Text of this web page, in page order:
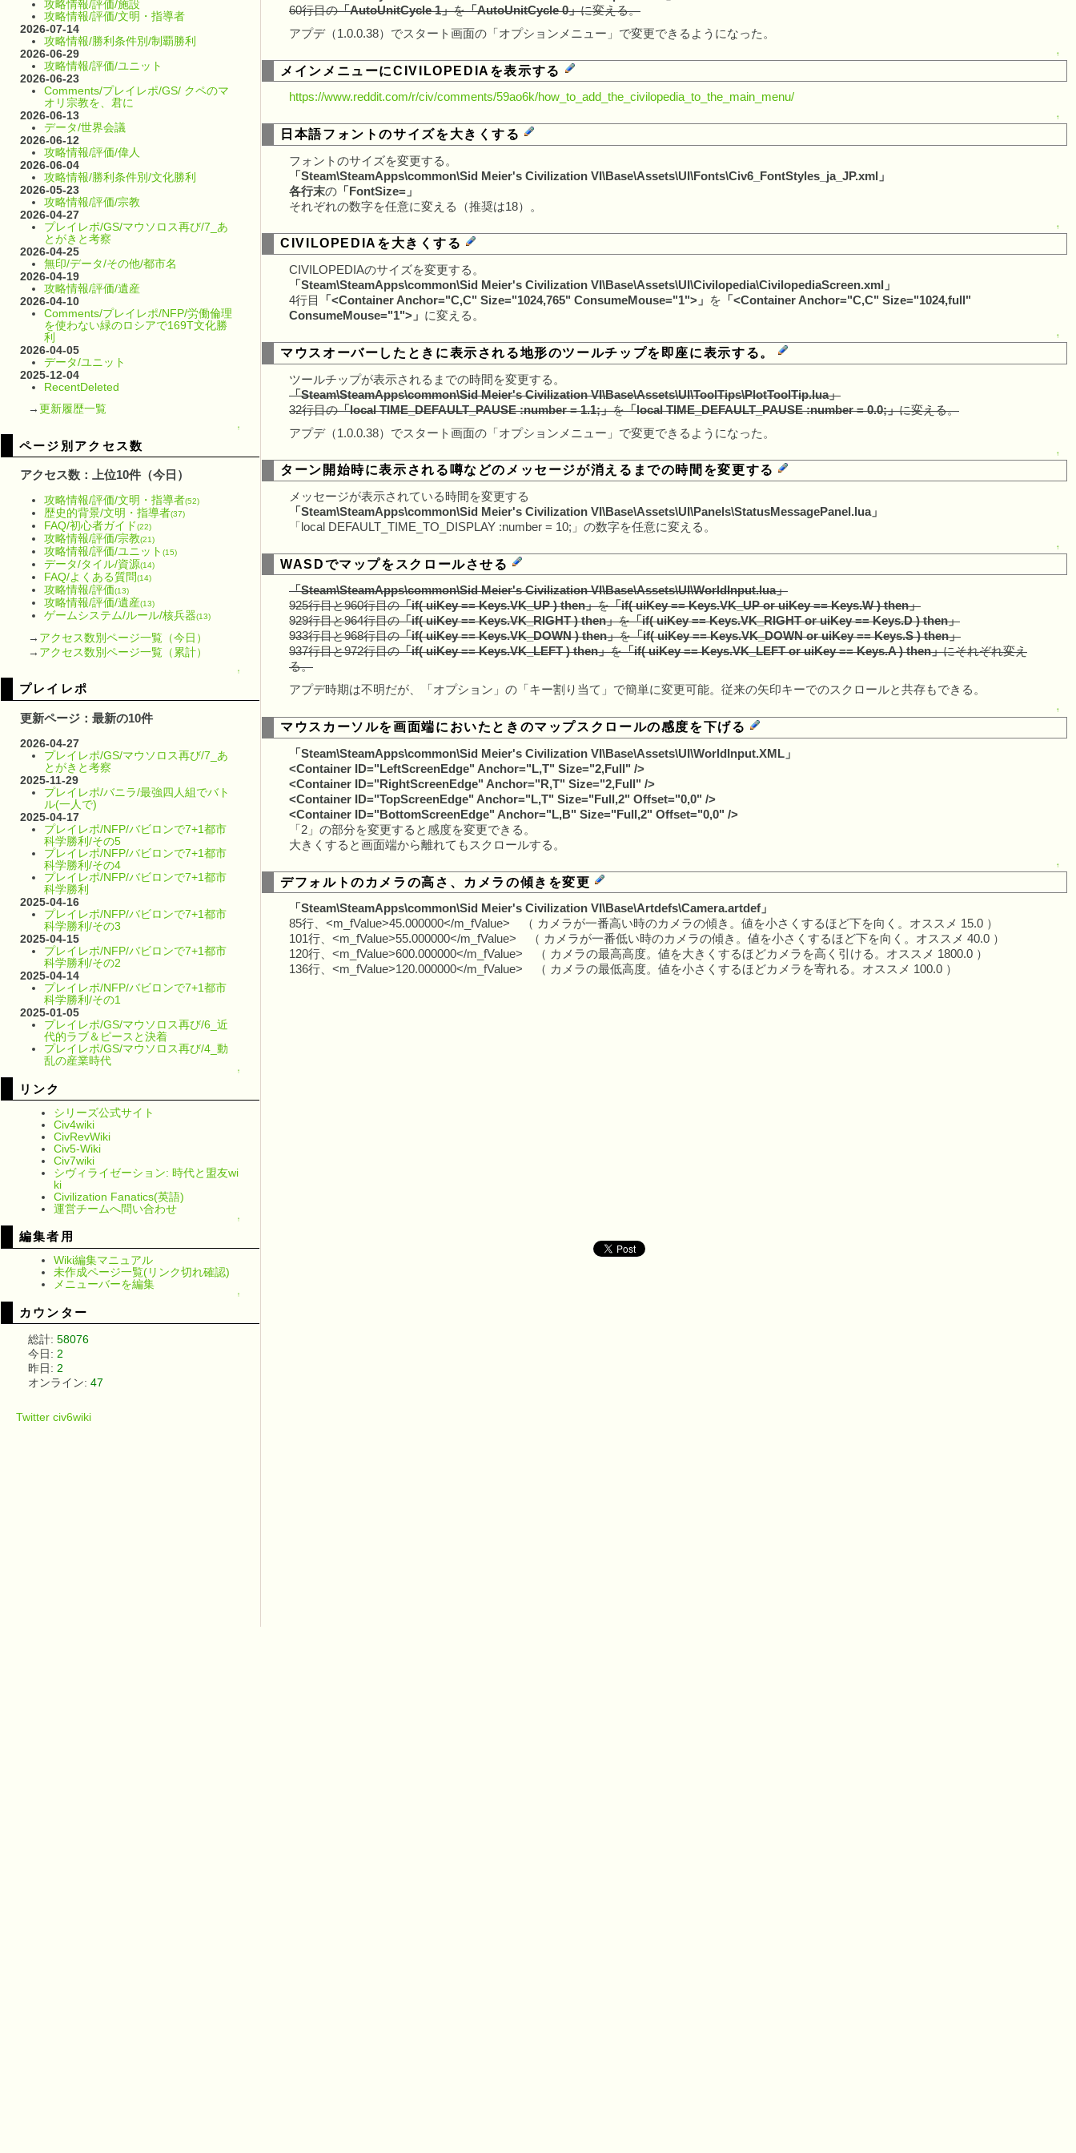
攻略情報/評価/施設
攻略情報/評価/文明・指導者
2026-07-14
攻略情報/勝利条件別/制覇勝利
2026-06-29
攻略情報/評価/ユニット
2026-06-23
Comments/プレイレポ/GS/ クペのマ
オリ宗教を、君に
2026-06-13
データ/世界会議
2026-06-12
攻略情報/評価/偉人
2026-06-04
攻略情報/勝利条件別/文化勝利
2026-05-23
攻略情報/評価/宗教
2026-04-27
プレイレポ/GS/マウソロス再び/7_あ
とがきと考察
2026-04-25
無印/データ/その他/都市名
2026-04-19
攻略情報/評価/遺産
2026-04-10
Comments/プレイレポ/NFP/労働倫理
を使わない緑のロシアで169T文化勝
利
2026-04-05
データ/ユニット
2025-12-04
RecentDeleted
→更新履歴一覧
↑
ページ別アクセス数
アクセス数：上位10件（今日）
攻略情報/評価/文明・指導者(52)
歴史的背景/文明・指導者(37)
FAQ/初心者ガイド(22)
攻略情報/評価/宗教(21)
攻略情報/評価/ユニット (15)
データ/タイル/資源(14)
FAQ/よくある質問(14)
攻略情報/評価(13)
攻略情報/評価/遺産(13)
ゲームシステム/ルール/核兵器(13)
→ アクセス数別ページ一覧（今日）
→ アクセス数別ページ一覧（累計）
↑
プレイレポ
更新ページ：最新の10件
2026-04-27
プレイレポ/GS/マウソロス再び/7_あ
とがきと考察
2025-11-29
プレイレポ/バニラ/最強四人組でバト
ル(一人で)
2025-04-17
プレイレポ/NFP/バビロンで7+1都市
科学勝利/その5
プレイレポ/NFP/バビロンで7+1都市
科学勝利/その4
プレイレポ/NFP/バビロンで7+1都市
科学勝利
2025-04-16
プレイレポ/NFP/バビロンで7+1都市
科学勝利/その3
2025-04-15
プレイレポ/NFP/バビロンで7+1都市
科学勝利/その2
2025-04-14
プレイレポ/NFP/バビロンで7+1都市
科学勝利/その1
2025-01-05
プレイレポ/GS/マウソロス再び/6_近
代的ラブ＆ピースと決着
プレイレポ/GS/マウソロス再び/4_動
乱の産業時代
↑
リンク
シリーズ公式サイト
Civ4wiki
CivRevWiki
Civ5-Wiki
Civ7wiki
シヴィライゼーション: 時代と盟友wi
ki
Civilization Fanatics(英語)
運営チームへ問い合わせ
↑
編集者用
Wiki編集マニュアル
未作成ページ一覧(リンク切れ確認)
メニューバーを編集
↑
カウンター
総計: 58076
今日: 2
昨日: 2
オンライン: 47
Twitter civ6wiki
60行目の「AutoUnitCycle 1」を「AutoUnitCycle 0」に変える。
アプデ（1.0.0.38）でスタート画面の「オプションメニュー」で変更できるようになった。
↑
メインメニューにCIVILOPEDIAを表示する
https://www.reddit.com/r/civ/comments/59ao6k/how_to_add_the_civilopedia_to_the_main_menu/
↑
日本語フォントのサイズを大きくする
フォントのサイズを変更する。
「Steam\SteamApps\common\Sid Meier's Civilization VI\Base\Assets\UI\Fonts\Civ6_FontStyles_ja_JP.xml」
各行末の 「FontSize=」
それぞれの数字を任意に変える（推奨は18）。
↑
CIVILOPEDIAを大きくする
CIVILOPEDIAのサイズを変更する。
「Steam\SteamApps\common\Sid Meier's Civilization VI\Base\Assets\UI\Civilopedia\CivilopediaScreen.xml」
4行目
「<Container Anchor="C,C" Size="1024,765" ConsumeMouse="1">」 を 「<Container Anchor="C,C" Size="1024,full"
ConsumeMouse="1">」 に変える。
↑
マウスオーバーしたときに表示される地形のツールチップを即座に表示する。
ツールチップが表示されるまでの時間を変更する。
「Steam\SteamApps\common\Sid Meier's Civilization VI\Base\Assets\UI\ToolTips\PlotToolTip.lua」
32行目の「local TIME_DEFAULT_PAUSE :number = 1.1;」を「local TIME_DEFAULT_PAUSE :number = 0.0;」に変える。
アプデ（1.0.0.38）でスタート画面の「オプションメニュー」で変更できるようになった。
↑
ターン開始時に表示される噂などのメッセージが消えるまでの時間を変更する
メッセージが表示されている時間を変更する
「Steam\SteamApps\common\Sid Meier's Civilization VI\Base\Assets\UI\Panels\StatusMessagePanel.lua」
「local DEFAULT_TIME_TO_DISPLAY :number = 10;」の数字を任意に変える。
↑
WASDでマップをスクロールさせる
「Steam\SteamApps\common\Sid Meier's Civilization VI\Base\Assets\UI\WorldInput.lua」
925行目と960行目の「if( uiKey == Keys.VK_UP ) then」を「if( uiKey == Keys.VK_UP or uiKey == Keys.W ) then」
929行目と964行目の「if( uiKey == Keys.VK_RIGHT ) then」を「if( uiKey == Keys.VK_RIGHT or uiKey == Keys.D ) then」
933行目と968行目の「if( uiKey == Keys.VK_DOWN ) then」を「if( uiKey == Keys.VK_DOWN or uiKey == Keys.S ) then」
937行目と972行目の「if( uiKey == Keys.VK_LEFT ) then」を「if( uiKey == Keys.VK_LEFT or uiKey == Keys.A ) then」にそれぞれ変え
る。
アプデ時期は不明だが、「オプション」の「キー割り当て」で簡単に変更可能。従来の矢印キーでのスクロールと共存もできる。
↑
マウスカーソルを画面端においたときのマップスクロールの感度を下げる
「Steam\SteamApps\common\Sid Meier's Civilization VI\Base\Assets\UI\WorldInput.XML」
<Container ID="LeftScreenEdge" Anchor="L,T" Size="2,Full" />
<Container ID="RightScreenEdge" Anchor="R,T" Size="2,Full" />
<Container ID="TopScreenEdge" Anchor="L,T" Size="Full,2" Offset="0,0" />
<Container ID="BottomScreenEdge" Anchor="L,B" Size="Full,2" Offset="0,0" />
「2」の部分を変更すると感度を変更できる。
大きくすると画面端から離れてもスクロールする。
↑
デフォルトのカメラの高さ、カメラの傾きを変更
「Steam\SteamApps\common\Sid Meier's Civilization VI\Base\Artdefs\Camera.artdef」
85行、<m_fValue>45.000000</m_fValue> （ カメラが一番高い時のカメラの傾き。値を小さくするほど下を向く。オススメ 15.0 ）
101行、<m_fValue>55.000000</m_fValue> （ カメラが一番低い時のカメラの傾き。値を小さくするほど下を向く。オススメ 40.0 ）
120行、<m_fValue>600.000000</m_fValue> （ カメラの最高高度。値を大きくするほどカメラを高く引ける。オススメ 1800.0 ）
136行、<m_fValue>120.000000</m_fValue> （ カメラの最低高度。値を小さくするほどカメラを寄れる。オススメ 100.0 ）